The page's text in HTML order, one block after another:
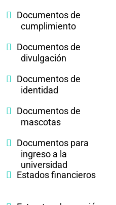
Documentos de
cumplimiento
Documentos de
divulgación
Documentos de
identidad
Documentos de
mascotas
Documentos para
ingreso a la
universidad
Estados financieros